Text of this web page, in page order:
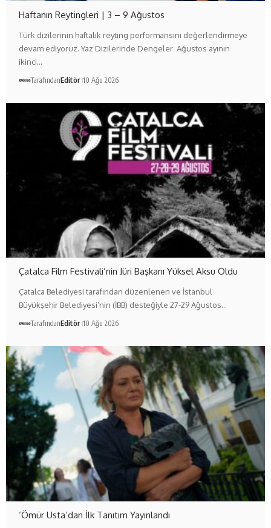
Haftanın Reytingleri | 3 – 9 Ağustos
Türk dizilerinin haftalık reyting performansını değerlendirmeye
devam ediyoruz. Yaz Dizilerinde Dengeler Ağustos ayının
ikinci…
TarafındanEditör 10 Ağu 2026
Çatalca Film Festivali’nin Jüri Başkanı Yüksel Aksu Oldu
Çatalca Belediyesi tarafından düzenlenen ve İstanbul
Büyükşehir Belediyesi’nin (İBB) desteğiyle 27-29 Ağustos…
TarafındanEditör 10 Ağu 2026
‘Ömür Usta’dan İlk Tanıtım Yayınlandı